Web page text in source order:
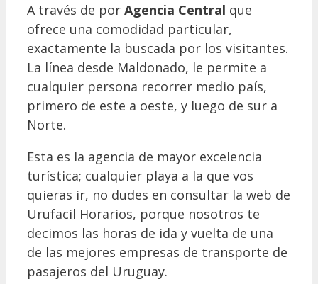
A través de por Agencia Central que
ofrece una comodidad particular,
exactamente la buscada por los visitantes.
La línea desde Maldonado, le permite a
cualquier persona recorrer medio país,
primero de este a oeste, y luego de sur a
Norte.
Esta es la agencia de mayor excelencia
turística; cualquier playa a la que vos
quieras ir, no dudes en consultar la web de
Urufacil Horarios, porque nosotros te
decimos las horas de ida y vuelta de una
de las mejores empresas de transporte de
pasajeros del Uruguay.